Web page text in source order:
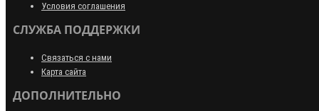
Условия соглашения
СЛУЖБА ПОДДЕРЖКИ
Связаться с нами
Карта сайта
ДОПОЛНИТЕЛЬНО